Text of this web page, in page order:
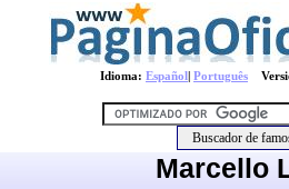
Idioma: Español| Português
Marcello